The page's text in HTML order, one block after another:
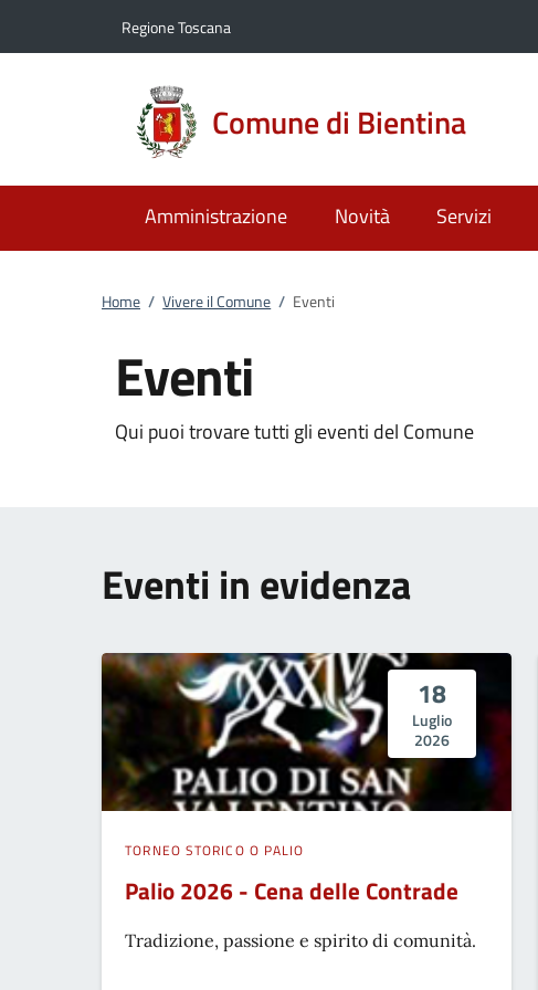
Regione Toscana
Comune di Bientina
Amministrazione Novità Servizi
Home / Vivere il Comune / Eventi
Eventi
Qui puoi trovare tutti gli eventi del Comune
Eventi in evidenza
18
Luglio
2026
TORNEO STORICO O PALIO
Palio 2026 - Cena delle Contrade
Tradizione, passione e spirito di comunità.